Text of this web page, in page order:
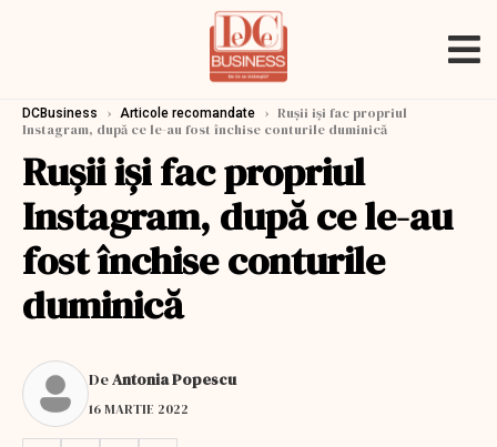
DCBusiness › Articole recomandate › Ruşii işi fac propriul
Instagram, după ce le-au fost închise conturile duminică
Ruşii işi fac propriul
Instagram, după ce le-au
fost închise conturile
duminică
DeAntonia Popescu
16 MARTIE 2022